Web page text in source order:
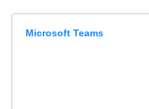
Microsoft Teams